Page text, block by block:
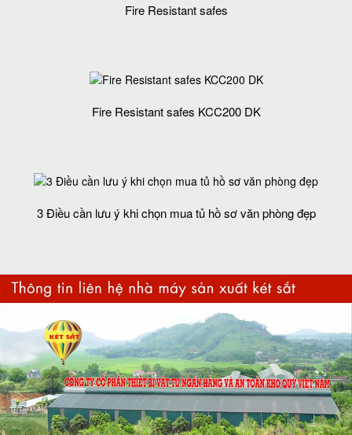
Fire Resistant safes
Fire Resistant safes KCC200 DK
3 Điều cần lưu ý khi chọn mua tủ hồ sơ văn phòng đẹp